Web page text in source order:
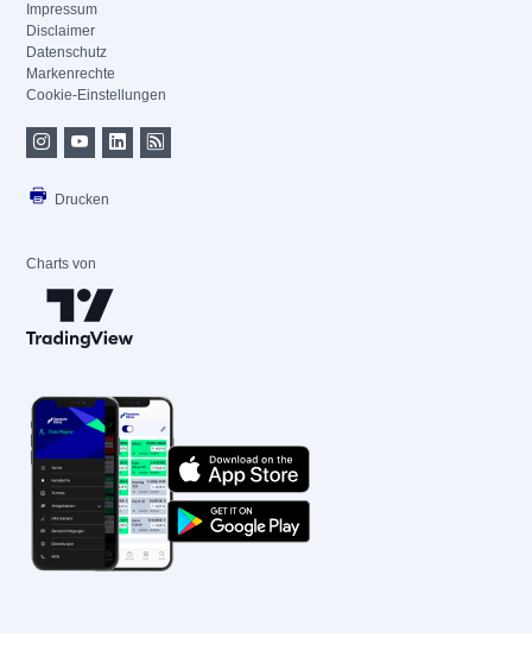
Impressum
Disclaimer
Datenschutz
Markenrechte
Cookie-Einstellungen
Drucken
Charts von